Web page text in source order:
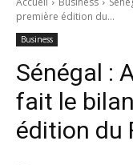
première édition du...
Business
Sénégal :
fait le
édition du